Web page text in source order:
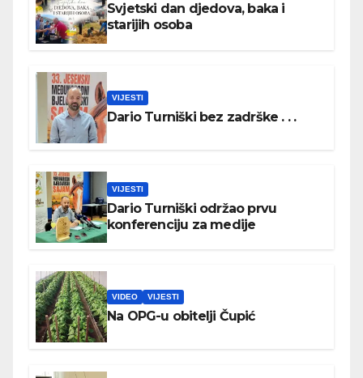
Svjetski dan djedova, baka i
starijih osoba
VIJESTI
Dario Turniški bez zadrške . . .
VIJESTI
Dario Turniški održao prvu
konferenciju za medije
VIDEO VIJESTI
Na OPG-u obitelji Čupić